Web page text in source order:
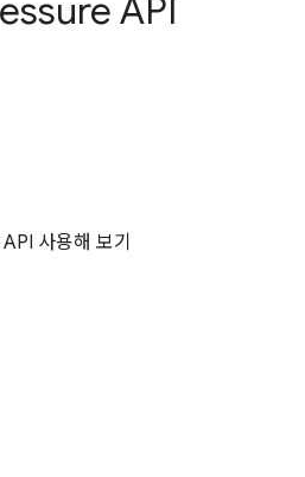
API
사용해 보기